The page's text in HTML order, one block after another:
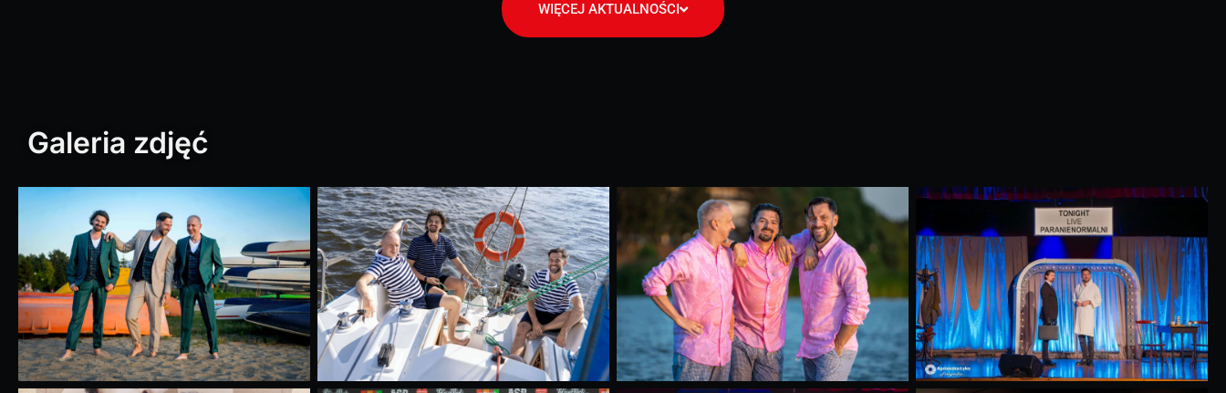
WIĘCEJ AKTUALNOŚCI
Galeria zdjęć